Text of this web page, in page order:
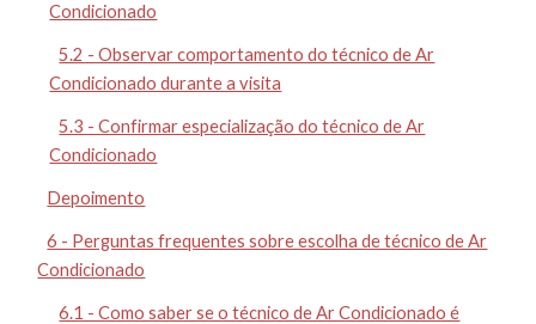
Condicionado
5.2 - Observar comportamento do técnico de Ar
Condicionado durante a visita
5.3 - Confirmar especialização do técnico de Ar
Condicionado
Depoimento
6 - Perguntas frequentes sobre escolha de técnico de Ar
Condicionado
6.1 - Como saber se o técnico de Ar Condicionado é